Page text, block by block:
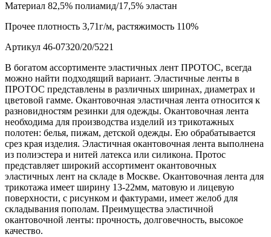
Материал 82,5% полиамид/17,5% эластан
Прочее плотность 3,71г/м, растяжимость 110%
Артикул 46-07320/20/5221
В богатом ассортименте эластичных лент ПРОТОС, всегда
можно найти подходящий вариант. Эластичные ленты в
ПРОТОС представлены в различных ширинах, диаметрах и
цветовой гамме. Окантовочная эластичная лента относится к
разновидностям резинки для одежды. Окантовочная лента
необходима для производства изделий из трикотажных
полотен: белья, пижам, детской одежды. Ею обрабатывается
срез края изделия. Эластичная окантовочная лента выполнена
из полиэстера и нитей латекса или силикона. Протос
представляет широкий ассортимент окантовочных
эластичных лент на складе в Москве. Окантовочная лента для
трикотажа имеет ширину 13-22мм, матовую и лицевую
поверхности, с рисунком и фактурами, имеет желоб для
складывания пополам. Преимущества эластичной
окантовочной ленты: прочность, долговечность, высокое
качество.